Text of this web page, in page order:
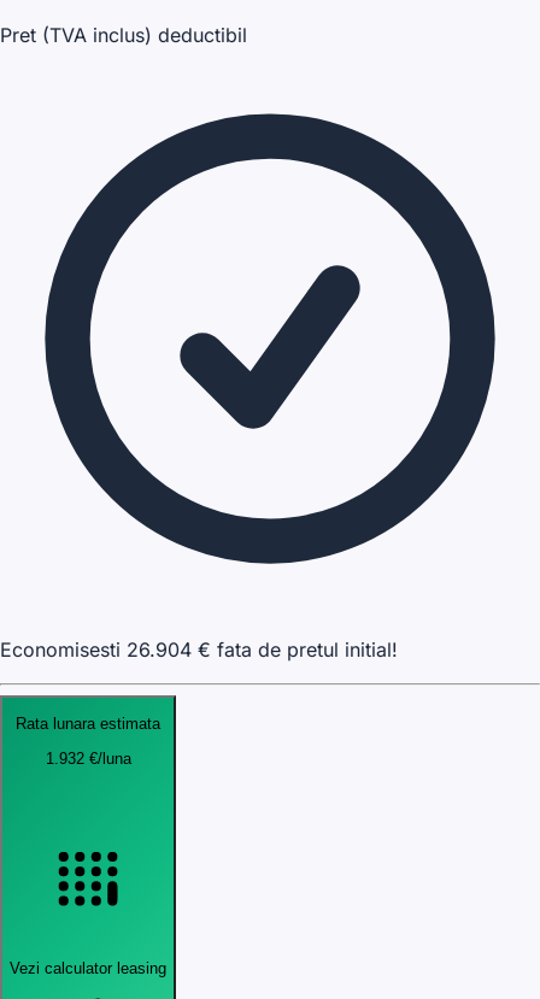
Pret (TVA inclus) deductibil
Economisesti 26.904 € fata de pretul initial!
Rata lunara estimata
1.932€/luna
Vezi calculator leasing